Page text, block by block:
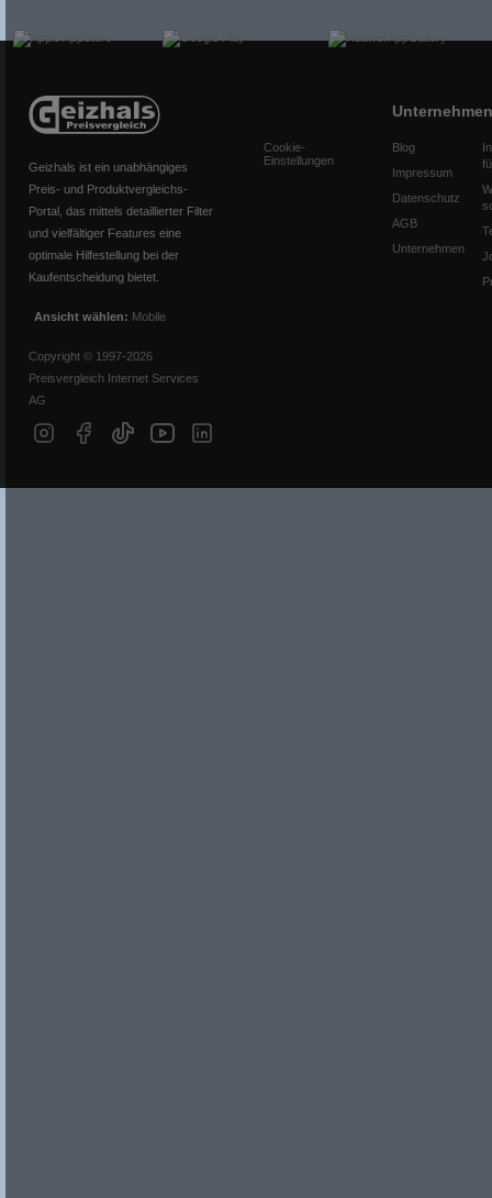
Geizhals ist ein unabhängiges
Preis- und Produktvergleichs-
Portal, das mittels detaillierter Filter
und vielfältiger Features eine
optimale Hilfestellung bei der
Kaufentscheidung bietet.
Ansicht wählen: Mobile
Copyright © 1997-2026
Preisvergleich Internet Services
AG
Cookie-
Einstellungen
Unternehmen
Blog
Impressum
Datenschutz
AGB
Unternehmen